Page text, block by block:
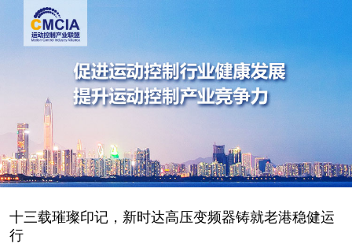
十三载璀璨印记，新时达高压变频器铸就老港稳健运
行